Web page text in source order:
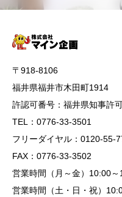
〒918-8106
福井県福井市木田町1914
許認可番号：福井県知事許
TEL：0776-33-3501
フリーダイヤル：0120-55-
FAX：0776-33-3502
営業時間（月～金）10:00～
営業時間（土・日・祝）